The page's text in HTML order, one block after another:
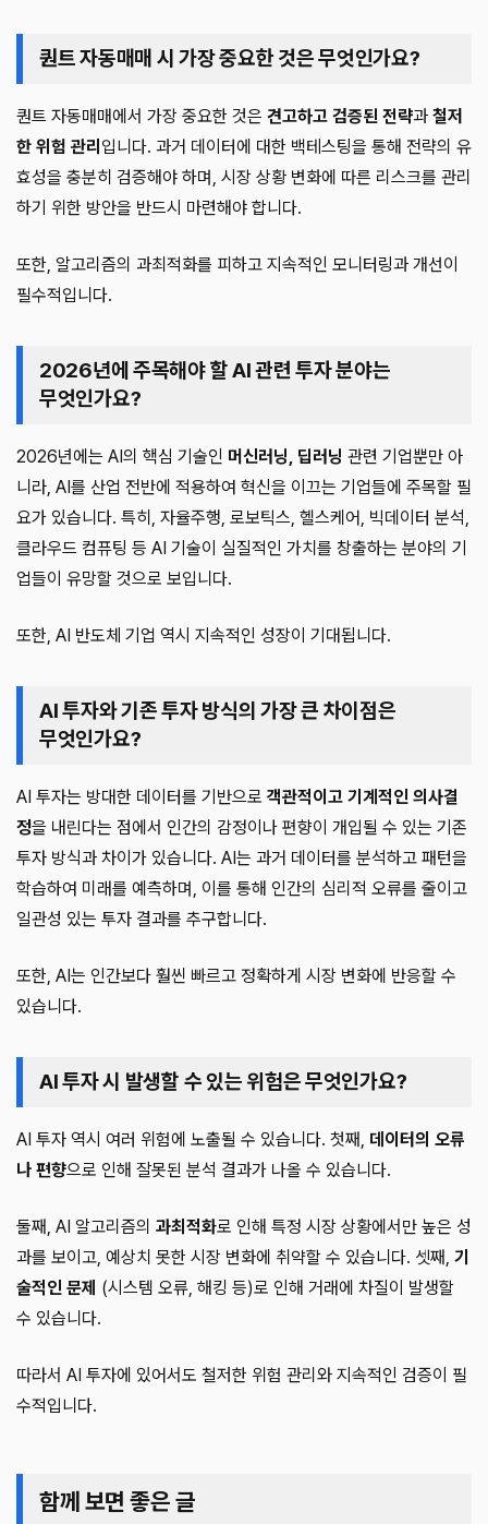
퀀트 자동매매 시 가장 중요한 것은 무엇인가요?
퀀트 자동매매에서 가장 중요한 것은 견고하고 검증된 전략과 철저
한 위험 관리 입니다. 과거 데이터에 대한 백테스팅을 통해 전략의 유
효성을 충분히 검증해야 하며, 시장 상황 변화에 따른 리스크를 관리
하기 위한 방안을 반드시 마련해야 합니다.
또한, 알고리즘의 과최적화를 피하고 지속적인 모니터링과 개선이
필수적입니다.
2026년에 주목해야 할 AI 관련 투자 분야는
무엇인가요?
2026년에는 AI의 핵심 기술인 머신러닝, 딥러닝 관련 기업뿐만 아
니라, AI를 산업 전반에 적용하여 혁신을 이끄는 기업들에 주목할 필
요가 있습니다. 특히, 자율주행, 로보틱스, 헬스케어, 빅데이터 분석,
클라우드 컴퓨팅 등 AI 기술이 실질적인 가치를 창출하는 분야의 기
업들이 유망할 것으로 보입니다.
또한, AI 반도체 기업 역시 지속적인 성장이 기대됩니다.
AI 투자와 기존 투자 방식의 가장 큰 차이점은
무엇인가요?
AI 투자는 방대한 데이터를 기반으로 객관적이고 기계적인 의사결
정을 내린다는 점에서 인간의 감정이나 편향이 개입될 수 있는 기존
투자 방식과 차이가 있습니다. AI는 과거 데이터를 분석하고 패턴을
학습하여 미래를 예측하며, 이를 통해 인간의 심리적 오류를 줄이고
일관성 있는 투자 결과를 추구합니다.
또한, AI는 인간보다 훨씬 빠르고 정확하게 시장 변화에 반응할 수
있습니다.
AI 투자 시 발생할 수 있는 위험은 무엇인가요?
AI 투자 역시 여러 위험에 노출될 수 있습니다. 첫째, 데이터의 오류
나 편향으로 인해 잘못된 분석 결과가 나올 수 있습니다.
둘째, AI 알고리즘의 과최적화로 인해 특정 시장 상황에서만 높은 성
과를 보이고, 예상치 못한 시장 변화에 취약할 수 있습니다. 셋째, 기
술적인 문제 (시스템 오류, 해킹 등)로 인해 거래에 차질이 발생할
수 있습니다.
따라서 AI 투자에 있어서도 철저한 위험 관리와 지속적인 검증이 필
수적입니다.
함께 보면 좋은 글